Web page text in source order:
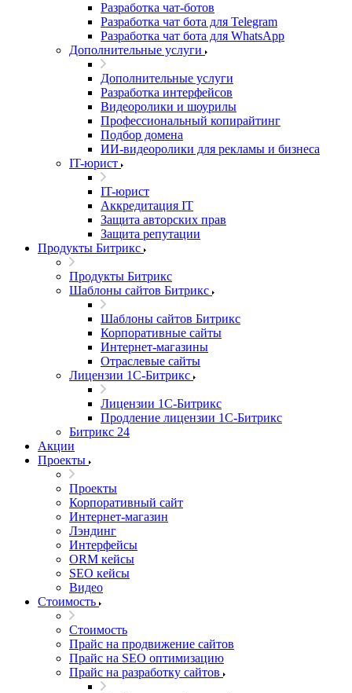
Разработка чат-ботов
Разработка чат бота для Telegram
Разработка чат бота для WhatsApp
Дополнительные услуги
Дополнительные услуги
Разработка интерфейсов
Видеоролики и шоурилы
Профессиональный копирайтинг
Подбор домена
ИИ-видеоролики для рекламы и бизнеса
IT-юрист
IT-юрист
Аккредитация IT
Защита авторских прав
Защита репутации
Продукты Битрикс
Продукты Битрикс
Шаблоны сайтов Битрикс
Шаблоны сайтов Битрикс
Корпоративные сайты
Интернет-магазины
Отраслевые сайты
Лицензии 1С-Битрикс
Лицензии 1С-Битрикс
Продление лицензии 1С-Битрикс
Битрикс 24
Акции
Проекты
Проекты
Корпоративный сайт
Интернет-магазин
Лэндинг
Интерфейсы
ORM кейсы
SEO кейсы
Видео
Стоимость
Стоимость
Прайс на продвижение сайтов
Прайс на SEO оптимизацию
Прайс на разработку сайтов